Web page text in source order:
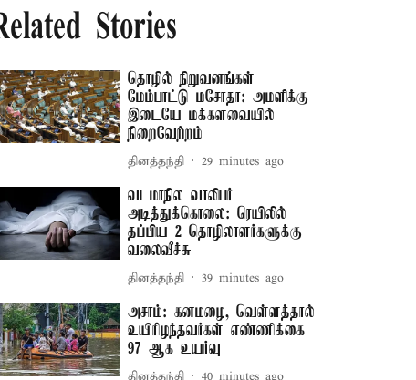
Stories
தொழில் நிறுவனங்கள்
மேம்பாட்டு மசோதா: அமளிக்கு
இடையே மக்களவையில்
நிறைவேற்றம்
தினத்தந்தி 29 minutes ago
வடமாநில வாலிபர்
அடித்துக்கொலை: ரெயிலில்
தப்பிய 2 தொழிலாளர்களுக்கு
வலைவீச்சு
தினத்தந்தி 39 minutes ago
அசாம்: கனமழை, வெள்ளத்தால்
உயிரிழந்தவர்கள் எண்ணிக்கை
97 ஆக உயர்வு
தினத்தந்தி 40 minutes ago